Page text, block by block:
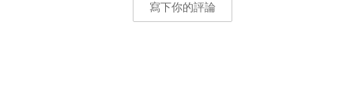
寫下你的評論